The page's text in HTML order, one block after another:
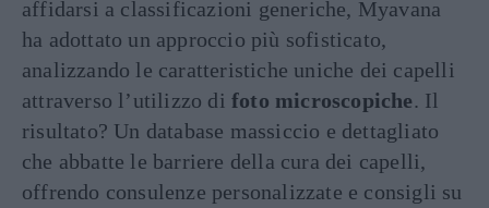
affidarsi a classificazioni generiche, Myavana
ha adottato un approccio più sofisticato,
analizzando le caratteristiche uniche dei capelli
attraverso l’utilizzo di foto microscopiche. Il
risultato? Un database massiccio e dettagliato
che abbatte le barriere della cura dei capelli,
offrendo consulenze personalizzate e consigli su